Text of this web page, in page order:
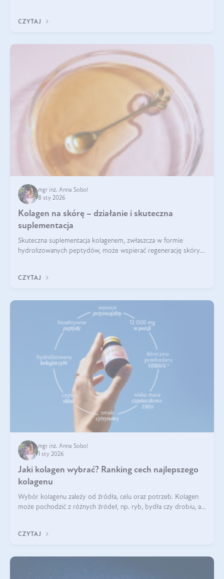
CZYTAJ
mgr inż. Anna Sobol
8 sty 2026
Kolagen na skórę – działanie i skuteczna
suplementacja
Skuteczna suplementacja kolagenem, zwłaszcza w formie
hydrolizowanych peptydów, może wspierać regenerację skóry i
CZYTAJ
mgr inż. Anna Sobol
1 sty 2026
Jaki kolagen wybrać? Ranking cech najlepszego
kolagenu
Wybór kolagenu zależy od źródła, celu oraz potrzeb. Kolagen
może pochodzić z różnych źródeł, np. ryb, bydła czy drobiu, a
bydlęcy.
CZYTAJ